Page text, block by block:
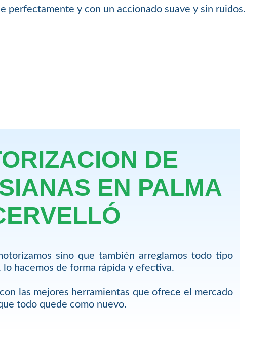
perfectamente y con un accionado suave y sin ruidos.
DE
EN PALMA
sino que también arreglamos todo tipo
lo hacemos de forma rápida y efectiva.
las mejores herramientas que ofrece el mercado
todo quede como nuevo.